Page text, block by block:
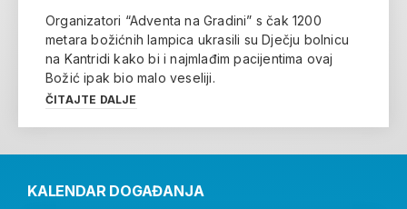
Organizatori “Adventa na Gradini” s čak 1200
metara božićnih lampica ukrasili su Dječju bolnicu
na Kantridi kako bi i najmlađim pacijentima ovaj
Božić ipak bio malo veseliji.
ČITAJTE DALJE
KALENDAR DOGAĐANJA